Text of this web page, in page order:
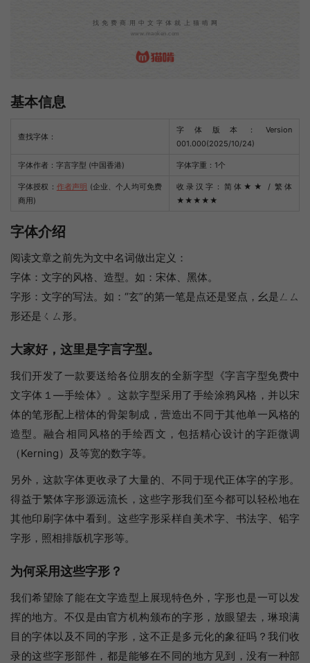
找免费商用中文字体就上猫啃网
www.maoken.com
基本信息
查找字体：
字体版本：Version
001.000(2025/10/24)
字体作者：字言字型 (中国香港) 字体字重：1个
字体授权： 作者声明 (企业、个人均可免费
商用)
收录汉字：简体 ★★
/ 繁体
★★★★★
字体介绍
阅读文章之前先为文中名词做出定义：
字体：文字的风格、造型。如：宋体、黑体。
字形：文字的写法。如：“玄”的第一笔是点还是竖点，幺是ㄥㄙ
形还是ㄑㄙ形。
大家好，这里是字言字型。
我们开发了一款要送给各位朋友的全新字型《字言字型免费中
文字体１—手绘体》。这款字型采用了手绘涂鸦风格，并以宋
体的笔形配上楷体的骨架制成，营造出不同于其他单一风格的
造型。融合相同风格的手绘西文，包括精心设计的字距微调
（Kerning）及等宽的数字等。
另外，这款字体更收录了大量的、不同于现代正体字的字形。
得益于繁体字形源远流长，这些字形我们至今都可以轻松地在
其他印刷字体中看到。这些字形采样自美术字、书法字、铅字
字形，照相排版机字形等。
为何采用这些字形？
我们希望除了能在文字造型上展现特色外，字形也是一可以发
挥的地方。不仅是由官方机构颁布的字形，放眼望去，琳琅满
目的字体以及不同的字形，这不正是多元化的象征吗？我们收
录的这些字形部件，都是能够在不同的地方见到，没有一种部